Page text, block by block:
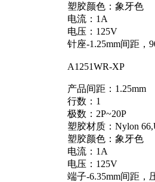
塑胶颜色：象牙色
电流：1A
电压：125V
针座-1.25mm间距，
A1251WR-XP
产品间距：1.25mm
行数：1
极数：2P~20P
塑胶材质：Nylon
塑胶颜色：象牙色
电流：1A
电压：125V
端子-6.35mm间距，